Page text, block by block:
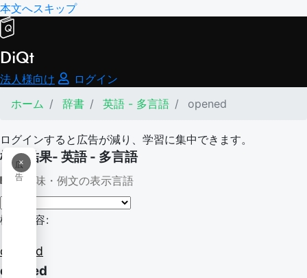
本文へスキップ
DiQt
法人様向け
ログイン
ホーム
辞書 英語 - 多言語 opened
ログインすると広告が減り、学習に集中できます。
×
広
告
検索結果- 英語 - 多言語
意味・例文の表示言語
検索内容:
opened
opened